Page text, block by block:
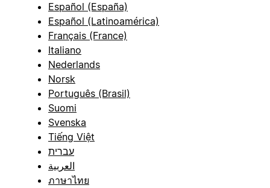
Español (España)
Español (Latinoamérica)
Français (France)
Italiano
Nederlands
Norsk
Português (Brasil)
Suomi
Svenska
Tiếng Việt
עברית
العربية
ภาษาไทย